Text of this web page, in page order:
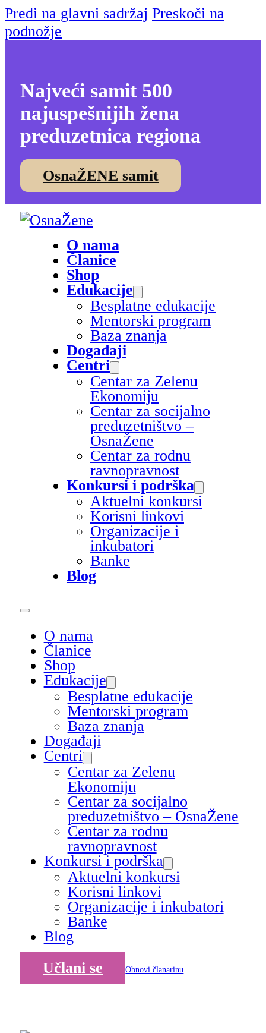
Pređi na glavni sadržaj Preskoči na
podnožje
Najveći samit 500
najuspešnijih žena
preduzetnica regiona
OsnaŽENE samit
O nama
Članice
Shop
Edukacije
Besplatne edukacije
Mentorski program
Baza znanja
Događaji
Centri
Centar za Zelenu
Ekonomiju
Centar za socijalno
preduzetništvo –
OsnaŽene
Centar za rodnu
ravnopravnost
Konkursi i podrška
Aktuelni konkursi
Korisni linkovi
Organizacije i
inkubatori
Banke
Blog
O nama
Članice
Shop
Edukacije
Besplatne edukacije
Mentorski program
Baza znanja
Događaji
Centri
Centar za Zelenu
Ekonomiju
Centar za socijalno
preduzetništvo – OsnaŽene
Centar za rodnu
ravnopravnost
Konkursi i podrška
Aktuelni konkursi
Korisni linkovi
Organizacije i inkubatori
Banke
Blog
Učlani se
Obnovi članarinu